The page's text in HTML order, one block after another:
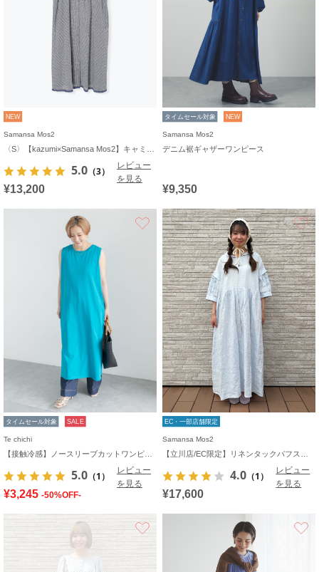
NEW
Samansa Mos2
5.0 （3）
レビュー
を見る
¥13,200
タイムセール対象 NEW
Samansa Mos2
デニム裾ギャザーワンピース
¥9,350
お気に入り
タイムセール対象 SALE
Te chichi
5.0 （1）
レビュー
を見る
¥3,245 -50%OFF-
EC・一部店舗限定
Samansa Mos2
4.0 （1）
レビュー
を見る
¥17,600